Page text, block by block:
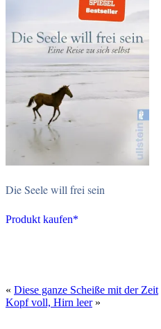
Die Seele will frei sein
Produkt kaufen*
« Diese ganze Scheiße mit der Zeit
Kopf voll, Hirn leer»